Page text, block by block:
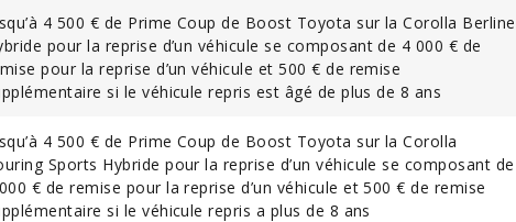
4 500 € de Prime Coup de Boost Toyota sur la Corolla Berline
pour la reprise d’un véhicule se composant de 4 000 € de
pour la reprise d’un véhicule et 500 € de remise
si le véhicule repris est âgé de plus de 8 ans
4 500 € de Prime Coup de Boost Toyota sur la Corolla
Sports Hybride pour la reprise d’un véhicule se composant de
€ de remise pour la reprise d’un véhicule et 500 € de remise
si le véhicule repris a plus de 8 ans